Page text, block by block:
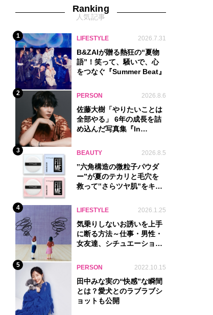
Ranking
人気記事
1 LIFESTYLE 2026.7.31
B&ZAIが贈る熱狂の“夏物
語”！笑って、騒いで、心
をつなぐ『Summer Beat』
2 PERSON 2026.8.6
佐藤大樹「やりたいことは
全部やる」 6年の成長を詰
め込んだ写真集『In
3 BEAUTY 2026.8.5
‟六角構造の微粒子パウダ
ー”が夏のテカリと毛穴を
救って‟さらツヤ肌”をキー
4 LIFESTYLE 2026.1.25
気乗りしないお誘いを上手
に断る方法～仕事・男性・
女友達、シチュエーション
5 PERSON 2022.10.15
田中みな実の“快感”な瞬間
とは？愛犬とのラブラブシ
ョットも公開